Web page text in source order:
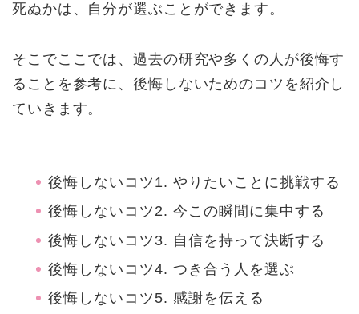
死ぬかは、自分が選ぶことができます。
そこでここでは、過去の研究や多くの人が後悔す
ることを参考に、後悔しないためのコツを紹介し
ていきます。
後悔しないコツ1. やりたいことに挑戦する
後悔しないコツ2. 今この瞬間に集中する
後悔しないコツ3. 自信を持って決断する
後悔しないコツ4. つき合う人を選ぶ
後悔しないコツ5. 感謝を伝える